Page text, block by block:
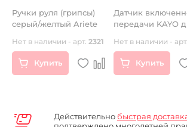
Ручки руля (грипсы)
серый/желтый Ariete
Нет в наличии - арт. 2321
Купить
Датчик
передачи KAYO
(воздушный)
Нет в наличии - арт.
Купить
Действительно быстрая